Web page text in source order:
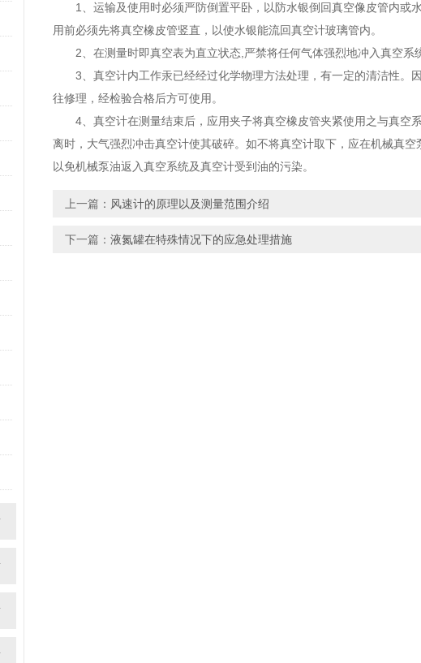
1、运输及使用时必须严防倒置平卧，以防水银倒回真空像皮管内或
用前必须先将真空橡皮管竖直，以使水银能流回真空计玻璃管内。
2、在测量时即真空表为直立状态,严禁将任何气体强烈地冲入真空系
3、真空计内工作汞已经经过化学物理方法处理，有一定的清洁性。
往修理，经检验合格后方可使用。
4、真空计在测量结束后，应用夹子将真空橡皮管夹紧使用之与真空
离时，大气强烈冲击真空计使其破碎。如不将真空计取下，应在机械真
以免机械泵油返入真空系统及真空计受到油的污染。
上一篇： 风速计的原理以及测量范围介绍
下一篇： 液氮罐在特殊情况下的应急处理措施